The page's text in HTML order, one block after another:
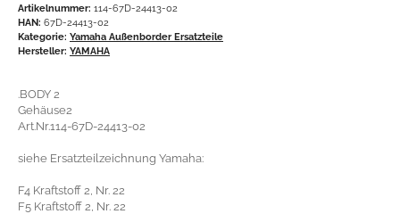
Artikelnummer: 114-67D-24413-02
HAN: 67D-24413-02
Kategorie: Yamaha Außenborder Ersatzteile
Hersteller: YAMAHA
.BODY 2
Gehäuse2
Art.Nr.114-67D-24413-02
siehe Ersatzteilzeichnung Yamaha:
F4 Kraftstoff 2, Nr. 22
F5 Kraftstoff 2, Nr. 22